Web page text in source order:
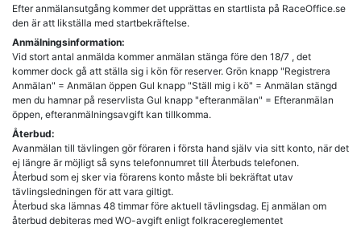
Efter anmälansutgång kommer det upprättas en startlista på RaceOffice.se
den är att likställa med startbekräftelse.
Anmälningsinformation:
Vid stort antal anmälda kommer anmälan stänga före den 18/7 , det
kommer dock gå att ställa sig i kön för reserver. Grön knapp "Registrera
Anmälan" = Anmälan öppen Gul knapp "Ställ mig i kö" = Anmälan stängd
men du hamnar på reservlista Gul knapp "efteranmälan" = Efteranmälan
öppen, efteranmälningsavgift kan tillkomma.
Återbud:
Avanmälan till tävlingen gör föraren i första hand själv via sitt konto, när det
ej längre är möjligt så syns telefonnumret till Återbuds telefonen.
Återbud som ej sker via förarens konto måste bli bekräftat utav
tävlingsledningen för att vara giltigt.
Återbud ska lämnas 48 timmar före aktuell tävlingsdag. Ej anmälan om
återbud debiteras med WO-avgift enligt folkracereglementet